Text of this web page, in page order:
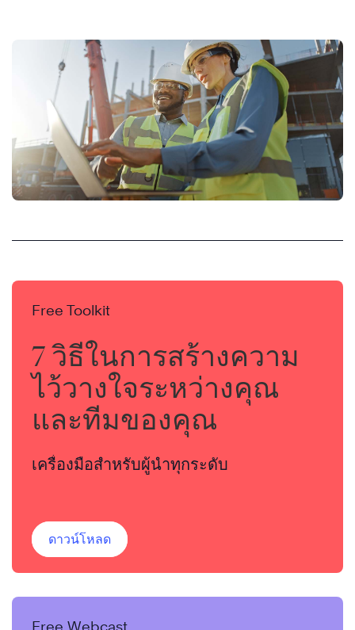
Free Toolkit
7 วิธีในการสร้างความ
ไว้วางใจระหว่างคุณ
และทีมของคุณ
เครื่องมือสำหรับผู้นำทุกระดับ
ดาวน์โหลด
Free Webcast